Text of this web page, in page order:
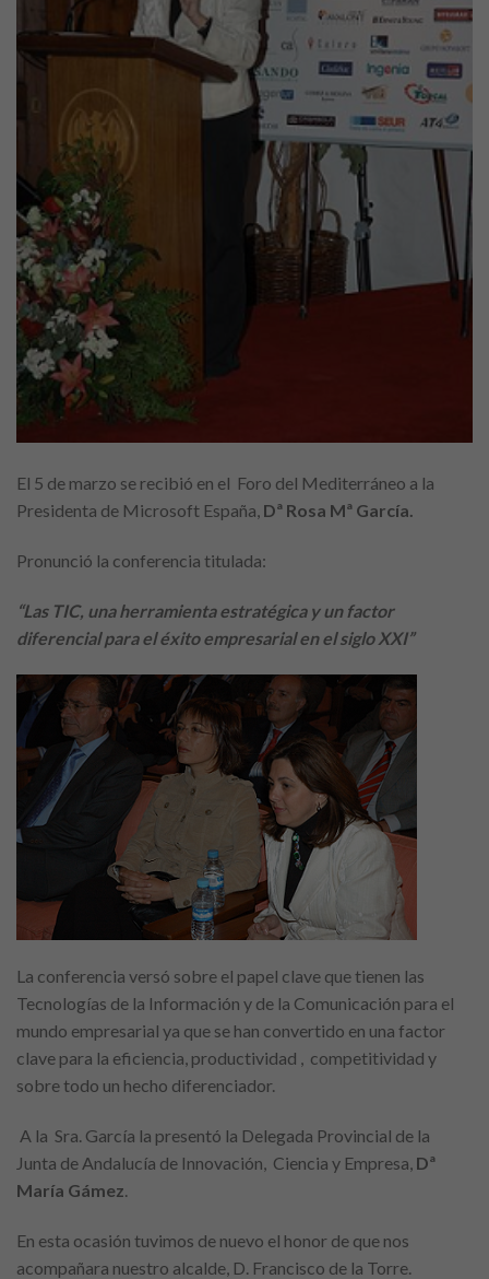
El 5 de marzo se recibió en el Foro del Mediterráneo a la
Presidenta de Microsoft España, Dª Rosa Mª García.
Pronunció la conferencia titulada:
“Las TIC, una herramienta estratégica y un factor
diferencial para el éxito empresarial en el siglo XXI”
La conferencia versó sobre el papel clave que tienen las
Tecnologías de la Información y de la Comunicación para el
mundo empresarial ya que se han convertido en una factor
clave para la eficiencia, productividad , competitividad y
sobre todo un hecho diferenciador.
A la Sra. García la presentó la Delegada Provincial de la
Junta de Andalucía de Innovación, Ciencia y Empresa, Dª
María Gámez.
En esta ocasión tuvimos de nuevo el honor de que nos
acompañara nuestro alcalde, D. Francisco de la Torre.